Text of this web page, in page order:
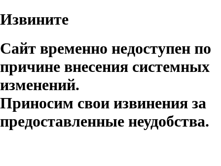
Извините
Сайт временно недоступен по
причине внесения системных
изменений.
Приносим свои извинения за
предоставленные неудобства.